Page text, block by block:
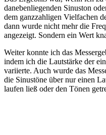
danebenliegenden Sinuston
dem ganzzahligen Vielfachen
dann wurde nicht mehr die
angezeigt. Sondern ein Wert
Weiter konnte ich das
indem ich die Lautstärke der
variierte. Auch wurde das
die Sinustöne über nur einen
laufen ließ oder den Tönen